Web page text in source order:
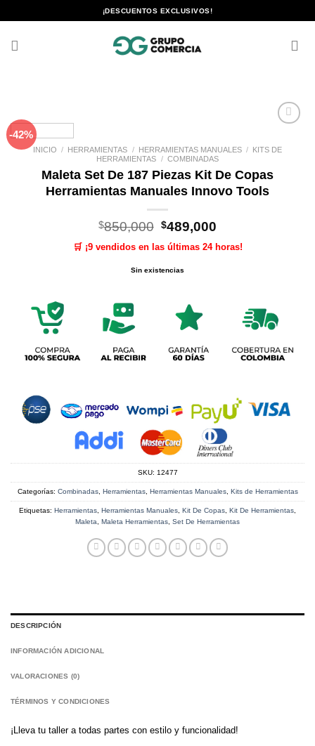
al
¡DESCUENTOS EXCLUSIVOS!
-42%
lista de
INICIO / HERRAMIENTAS / HERRAMIENTAS MANUALES / KITS DE
HERRAMIENTAS / COMBINADAS
Maleta Set De 187 Piezas Kit De Copas
Herramientas Manuales Innovo Tools
$850,000 El
precio
original
era:
$489,000
actual
🛒 ¡9 vendidos en las últimas 24 horas!
Sin existencias
SKU: 12477
Categorías: Combinadas, Herramientas, Herramientas Manuales, Kits de Herramientas
Etiquetas: Herramientas Herramientas Manuales Kit De Copas Kit De Herramientas
Maleta
Maleta Herramientas Set De Herramientas
DESCRIPCIÓN
INFORMACIÓN ADICIONAL
VALORACIONES (0)
TÉRMINOS Y CONDICIONES
¡Lleva tu taller a todas partes con estilo y funcionalidad!